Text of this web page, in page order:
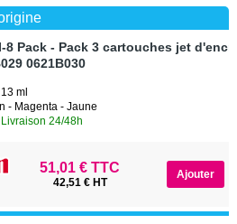
8 Pack - Pack 3 cartouches jet
0621B030
ml
- Magenta - Jaune
Livraison 24/48h
51,01 € TTC
42,51 € HT